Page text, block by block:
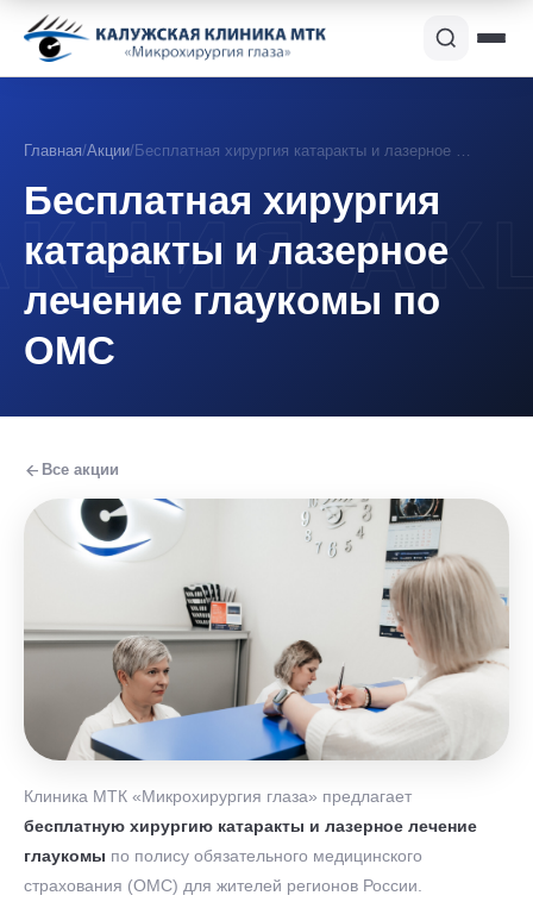
Главная/Акции/Бесплатная хирургия катаракты и лазерное …
Бесплатная хирургия
катаракты и лазерное
лечение глаукомы по
ОМС
Все акции
Клиника МТК «Микрохирургия глаза» предлагает
бесплатную хирургию катаракты и лазерное лечение
глаукомы по полису обязательного медицинского
страхования (ОМС) для жителей регионов России.